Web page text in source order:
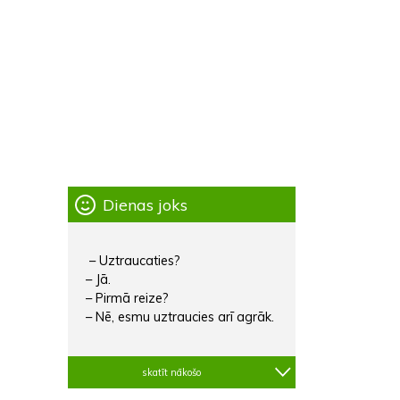
Dienas joks
– Uztraucaties?
– Jā.
– Pirmā reize?
– Nē, esmu uztraucies arī agrāk.
skatīt nākošo